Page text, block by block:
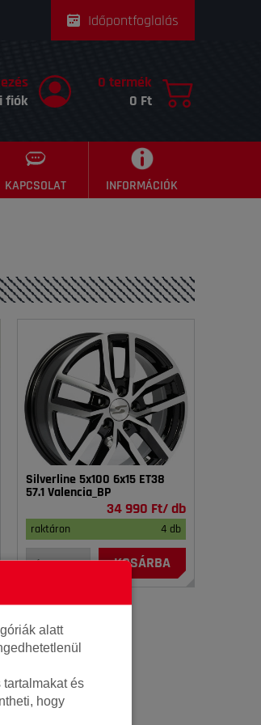
Időpontfoglalás
fiók
0 termék
0 Ft
KAPCSOLAT INFORMÁCIÓK
Silverline 5x100 6x15 ET38
57.1 Valencia_BP
34 990 Ft/ db
raktáron 4 db
KOSÁRBA
alatt
és
hogy